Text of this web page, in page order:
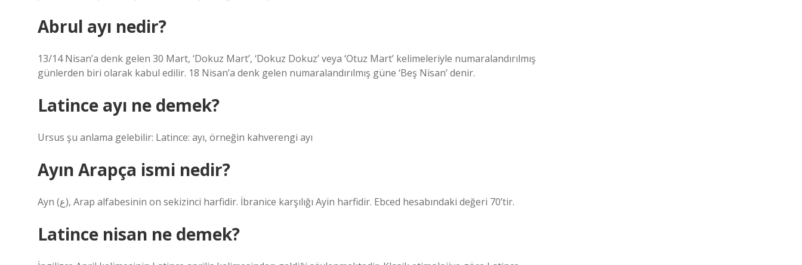
Abrul ayı nedir?
13/14 Nisan’a denk gelen 30 Mart, ‘Dokuz Mart’, ‘Dokuz Dokuz’ veya ‘Otuz Mart’ kelimeleriyle numaralandırılmış
günlerden biri olarak kabul edilir. 18 Nisan’a denk gelen numaralandırılmış güne ‘Beş Nisan’ denir.
Latince ayı ne demek?
Ursus şu anlama gelebilir: Latince: ayı, örneğin kahverengi ayı
Ayın Arapça ismi nedir?
Ayn (ع), Arap alfabesinin on sekizinci harfidir. İbranice karşılığı Ayin harfidir. Ebced hesabındaki değeri 70’tir.
Latince nisan ne demek?